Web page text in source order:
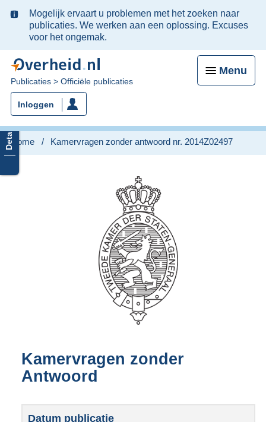
Ter
informatie:
Mogelijk ervaart u problemen met het zoeken naar
publicaties. We werken aan een oplossing. Excuses
voor het ongemak.
Menu
U
bent
nu
hier:
Publicaties Officiële publicaties
Inloggen
Home Kamervragen zonder antwoord nr. 2014Z02497
Kamervragen zonder
Antwoord